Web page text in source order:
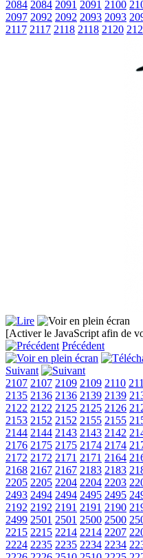
2084 2084 2091 2091 2100
2097 2092 2092 2093 2093
2117 2117 2118 2118 2120
[Activer le JavaScript afin de
Précédent
Suivant
2107 2107 2109 2109 2110
2135 2136 2136 2139 2139
2122 2122 2125 2125 2126
2153 2152 2152 2155 2155
2144 2144 2143 2143 2142
2176 2175 2175 2174 2174
2172 2172 2171 2171 2164
2168 2167 2167 2183 2183
2205 2205 2204 2204 2203
2493 2494 2494 2495 2495
2192 2192 2191 2191 2190
2499 2501 2501 2500 2500
2215 2215 2214 2214 2207
2224 2235 2235 2234 2234